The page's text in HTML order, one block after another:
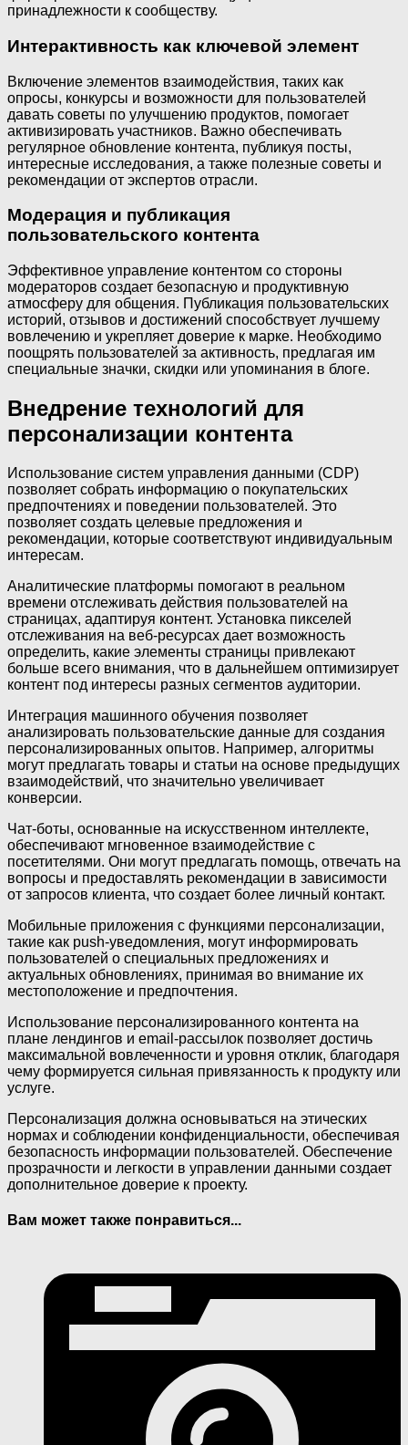
принадлежности к сообществу.
Интерактивность как ключевой элемент
Включение элементов взаимодействия, таких как
опросы, конкурсы и возможности для пользователей
давать советы по улучшению продуктов, помогает
активизировать участников. Важно обеспечивать
регулярное обновление контента, публикуя посты,
интересные исследования, а также полезные советы и
рекомендации от экспертов отрасли.
Модерация и публикация
пользовательского контента
Эффективное управление контентом со стороны
модераторов создает безопасную и продуктивную
атмосферу для общения. Публикация пользовательских
историй, отзывов и достижений способствует лучшему
вовлечению и укрепляет доверие к марке. Необходимо
поощрять пользователей за активность, предлагая им
специальные значки, скидки или упоминания в блоге.
Внедрение технологий для
персонализации контента
Использование систем управления данными (CDP)
позволяет собрать информацию о покупательских
предпочтениях и поведении пользователей. Это
позволяет создать целевые предложения и
рекомендации, которые соответствуют индивидуальным
интересам.
Аналитические платформы помогают в реальном
времени отслеживать действия пользователей на
страницах, адаптируя контент. Установка пикселей
отслеживания на веб-ресурсах дает возможность
определить, какие элементы страницы привлекают
больше всего внимания, что в дальнейшем оптимизирует
контент под интересы разных сегментов аудитории.
Интеграция машинного обучения позволяет
анализировать пользовательские данные для создания
персонализированных опытов. Например, алгоритмы
могут предлагать товары и статьи на основе предыдущих
взаимодействий, что значительно увеличивает
конверсии.
Чат-боты, основанные на искусственном интеллекте,
обеспечивают мгновенное взаимодействие с
посетителями. Они могут предлагать помощь, отвечать на
вопросы и предоставлять рекомендации в зависимости
от запросов клиента, что создает более личный контакт.
Мобильные приложения с функциями персонализации,
такие как push-уведомления, могут информировать
пользователей о специальных предложениях и
актуальных обновлениях, принимая во внимание их
местоположение и предпочтения.
Использование персонализированного контента на
плане лендингов и email-рассылок позволяет достичь
максимальной вовлеченности и уровня отклик, благодаря
чему формируется сильная привязанность к продукту или
услуге.
Персонализация должна основываться на этических
нормах и соблюдении конфиденциальности, обеспечивая
безопасность информации пользователей. Обеспечение
прозрачности и легкости в управлении данными создает
дополнительное доверие к проекту.
Вам может также понравиться...